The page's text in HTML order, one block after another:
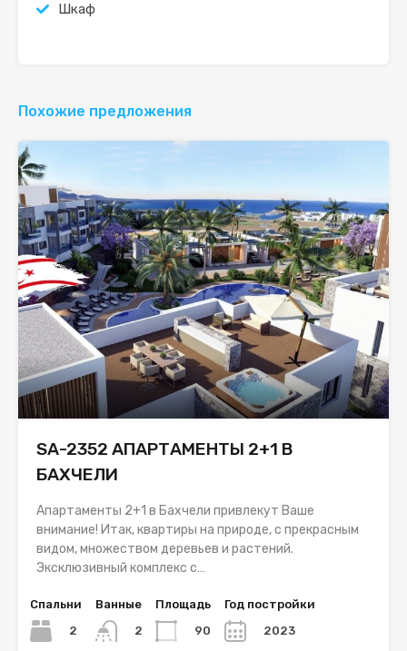
Шкаф
Похожие предложения
SA-2352 АПАРТАМЕНТЫ 2+1 В
БАХЧЕЛИ
Апартаменты 2+1 в Бахчели привлекут Ваше
внимание! Итак, квартиры на природе, с прекрасным
видом, множеством деревьев и растений.
Эксклюзивный комплекс с…
Спальни
2
Ванные
2
Площадь
90
Год постройки
2023